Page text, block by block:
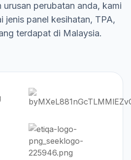
urusan perubatan anda, kami
jenis panel kesihatan, TPA,
terdapat di Malaysia.